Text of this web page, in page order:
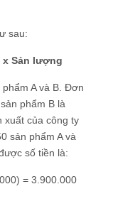
sau:
Sản lượng
A và B. Đơn
phẩm B là
xuất của công ty
sản phẩm A và
số tiền là:
= 3.900.000